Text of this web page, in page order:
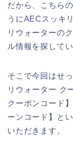
だから、こちら
うにAECスッキ
リウォーターの
ル情報を探して
そこで今回はせ
リウォーター ク
クーポンコード
ーンコード】と
いただきます。